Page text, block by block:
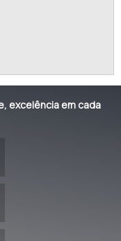
excelência em cada